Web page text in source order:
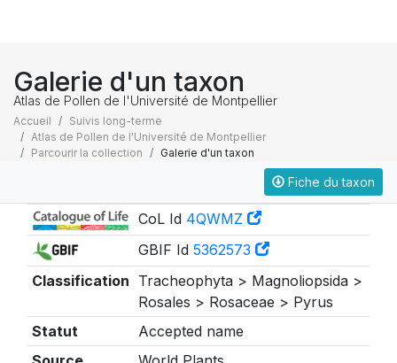
Galerie d'un taxon
Atlas de Pollen de l'Université de Montpellier
Accueil
Suivis long-terme
Atlas de Pollen de l'Université de Montpellier
Parcourir la collection
Galerie d'un taxon
Fiche du taxon
CoL Id 4QWMZ
GBIF Id 5362573
Classification Tracheophyta > Magnoliopsida >
Rosales > Rosaceae > Pyrus
Statut
Accepted name